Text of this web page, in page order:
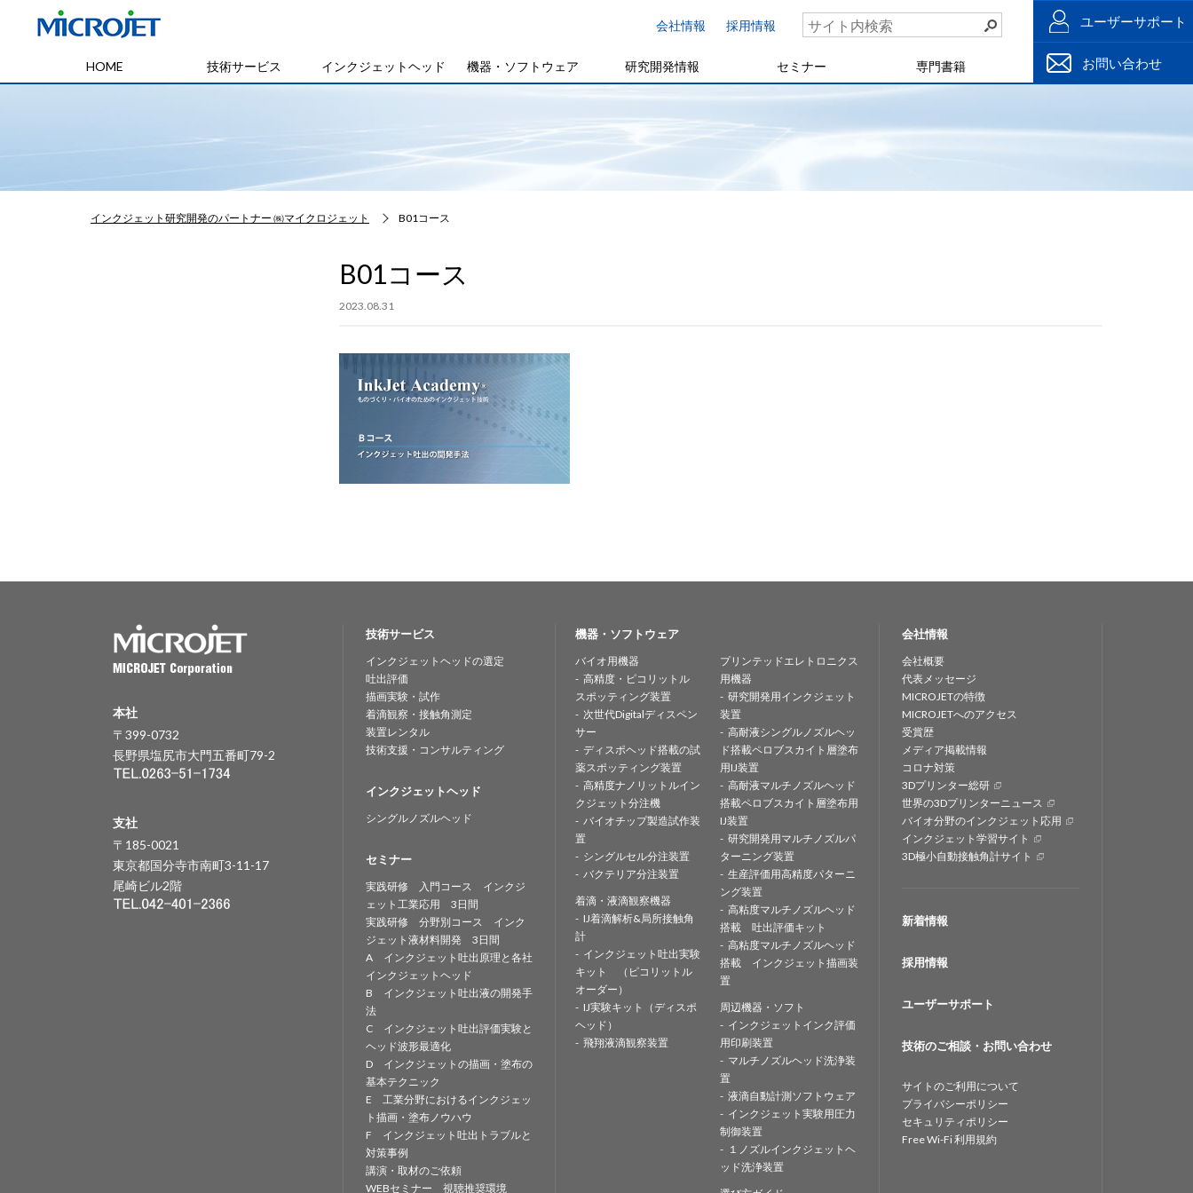
会社情報 採用情報
HOME 技術サービス インクジェットヘッド 機器・ソフトウェア 研究開発情報 セミナー 専門書籍
ユーザーサポート
お問い合わせ
インクジェット研究開発のパートナー ㈱マイクロジェット B01コース
B01コース
2023.08.31
本社
〒399-0732
長野県塩尻市大門五番町79-2
支社
〒185-0021
東京都国分寺市南町3-11-17
尾崎ビル2階
技術サービス
インクジェットヘッドの選定
吐出評価
描画実験・試作
着滴観察・接触角測定
装置レンタル
技術支援・コンサルティング
インクジェットヘッド
シングルノズルヘッド
セミナー
実践研修 入門コース インクジ
ェット工業応用 3日間
実践研修 分野別コース インク
ジェット液材料開発 3日間
A インクジェット吐出原理と各社
インクジェットヘッド
B インクジェット吐出液の開発手
法
C インクジェット吐出評価実験と
ヘッド波形最適化
D インクジェットの描画・塗布の
基本テクニック
E 工業分野におけるインクジェッ
ト描画・塗布ノウハウ
F インクジェット吐出トラブルと
対策事例
講演・取材のご依頼
WEBセミナー 視聴推奨環境
機器・ソフトウェア
バイオ用機器
高精度・ピコリットル
スポッティング装置
次世代Digitalディスペン
サー
ディスポヘッド搭載の試
薬スポッティング装置
高精度ナノリットルイン
クジェット分注機
バイオチップ製造試作装
置
シングルセル分注装置
バクテリア分注装置
着滴・液滴観察機器
IJ着滴解析&局所接触角
計
インクジェット吐出実験
キット （ピコリットル
オーダー）
IJ実験キット（ディスポ
ヘッド）
飛翔液滴観察装置
プリンテッドエレトロニクス
用機器
研究開発用インクジェット
装置
高耐液シングルノズルヘッ
ド搭載ペロブスカイト層塗布
用IJ装置
高耐液マルチノズルヘッド
搭載ペロブスカイト層塗布用
IJ装置
研究開発用マルチノズルパ
ターニング装置
生産評価用高精度パターニ
ング装置
高粘度マルチノズルヘッド
搭載 吐出評価キット
高粘度マルチノズルヘッド
搭載 インクジェット描画装
置
周辺機器・ソフト
インクジェットインク評価
用印刷装置
マルチノズルヘッド洗浄装
置
液滴自動計測ソフトウェア
インクジェット実験用圧力
制御装置
１ノズルインクジェットヘ
ッド洗浄装置
会社情報
会社概要
代表メッセージ
MICROJETの特徴
MICROJETへのアクセス
受賞歴
メディア掲載情報
コロナ対策
3Dプリンター総研
世界の3Dプリンターニュース
バイオ分野のインクジェット応用
インクジェット学習サイト
3D極小自動接触角計サイト
新着情報
採用情報
ユーザーサポート
技術のご相談・お問い合わせ
サイトのご利用について
プライバシーポリシー
セキュリティポリシー
Free Wi-Fi 利用規約